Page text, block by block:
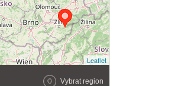
Leaflet
Vybrat region